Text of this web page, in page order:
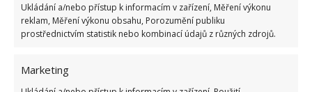
Ukládání a/nebo přístup k informacím v zařízení, Měření výkonu
reklam, Měření výkonu obsahu, Porozumění publiku
prostřednictvím statistik nebo kombinací údajů z různých zdrojů.
Marketing
SOUVISEJÍCÍ ČLÁNKY